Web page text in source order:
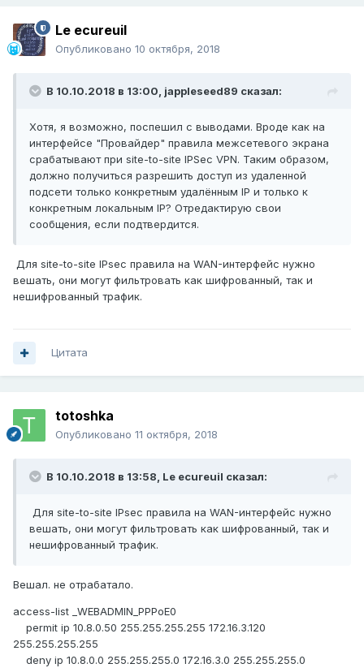
Le ecureuil
Опубликовано 10 октября, 2018
В 10.10.2018 в 13:00, jappleseed89 сказал:
Хотя, я возможно, поспешил с выводами. Вроде как на
интерфейсе "Провайдер" правила межсетевого экрана
срабатывают при site-to-site IPSec VPN. Таким образом,
должно получиться разрешить доступ из удаленной
подсети только конкретным удалённым IP и только к
конкретным локальным IP? Отредактирую свои
сообщения, если подтвердится.
Для site-to-site IPsec правила на WAN-интерфейс нужно
вешать, они могут фильтровать как шифрованный, так и
нешифрованный трафик.
Цитата
totoshka
Опубликовано 11 октября, 2018
В 10.10.2018 в 13:58, Le ecureuil сказал:
Для site-to-site IPsec правила на WAN-интерфейс нужно
вешать, они могут фильтровать как шифрованный, так и
нешифрованный трафик.
Вешал. не отрабатало.
access-list _WEBADMIN_PPPoE0
permit ip 10.8.0.50 255.255.255.255 172.16.3.120
255.255.255.255
deny ip 10.8.0.0 255.255.255.0 172.16.3.0 255.255.255.0